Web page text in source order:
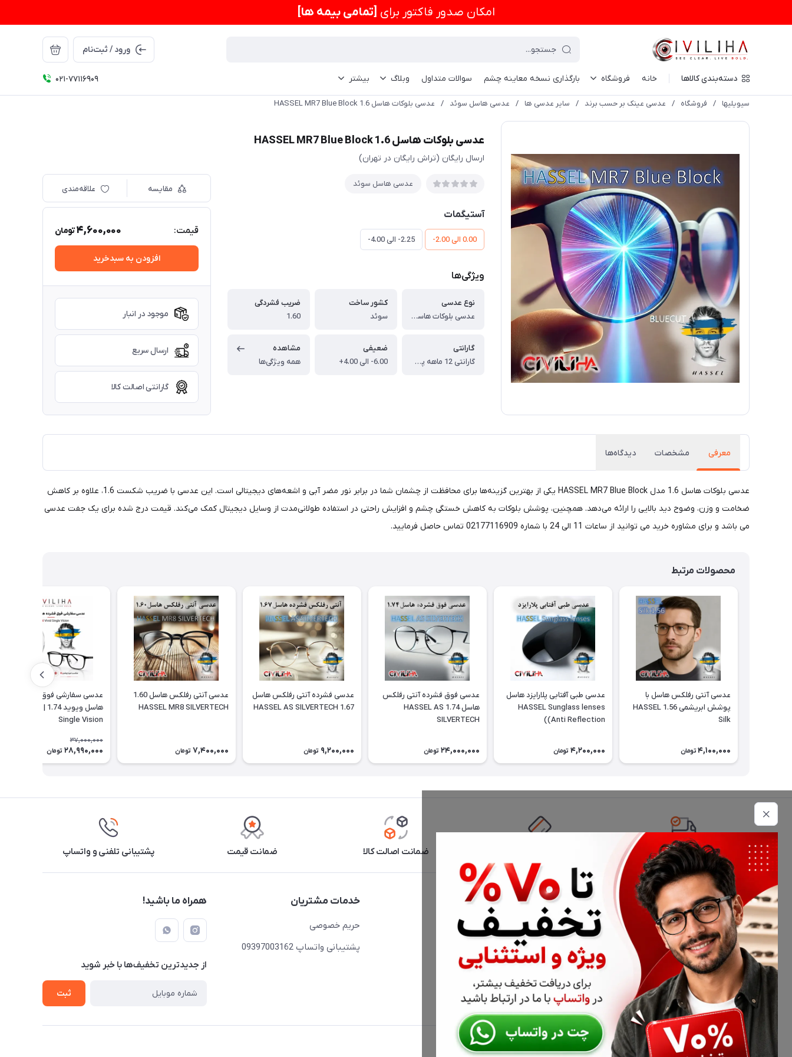
امكان صدور فاکتور برای [تمامی بیمه ها]
ورود / ثبت‌نام
دسته‌بندی کالاها خانه فروشگاه بارگذاری نسخه معاینه چشم سوالات متداول وبلاگ بیشتر 021-77116909
سیویلیها / فروشگاه / عدسی عینک بر حسب برند / سایر عدسی ها / عدسی هاسل سوئد / عدسی بلوکات هاسل 1.6 HASSEL MR7 Blue Block
عدسی بلوکات هاسل 1.6 HASSEL MR7 Blue Block
ارسال رایگان (تراش رایگان در تهران)
عدسی هاسل سوئد
آستیگمات
0.00 الی 2.00- 2.25- الی 4.00-
ویژگی‌ها
نوع عدسی
عدسی بلوکات هاسل 1.6 HASSEL MR7 Blue Block
کشور ساخت
سوئد
ضریب فشردگی
1.60
گارانتی
گارانتی 12 ماهه پوشش + گارانتی شکست عدسی
ضعیفی
6.00- الی 4.00+
مشاهده
همه ویژگی‌ها
مقایسه علاقه‌مندی
قیمت: 4,600,000تومان
افزودن به سبدخرید
موجود در انبار
ارسال سریع
گارانتی اصالت کالا
معرفی مشخصات دیدگاه‌ها
عدسی بلوکات هاسل 1.6 مدل HASSEL MR7 Blue Block یکی از بهترین گزینه‌ها برای محافظت از چشمان شما در برابر نور مضر آبی و اشعه‌های دیجیتالی است. این عدسی با ضریب شکست 1.6، علاوه بر کاهش
ضخامت و وزن، وضوح دید بالایی را ارائه می‌دهد. همچنین، پوشش بلوکات به کاهش خستگی چشم و افزایش راحتی در استفاده طولانی‌مدت از وسایل دیجیتال کمک می‌کند. قیمت درج شده برای یک جفت عدسی
می باشد و برای مشاوره خرید می توانید از ساعات 11 الی 24 با شماره 02177116909 تماس حاصل فرمایید.
محصولات مرتبط
عدسی آنتی رفلکس هاسل با
پوشش ابریشمی 1.56 HASSEL
Silk
4,100,000 تومان
عدسی طبی آفتابی پلارایزد هاسل
HASSEL Sunglass lenses
(Anti Reflection)
4,200,000 تومان
عدسی فوق فشرده آنتی رفلکس
هاسل 1.74 HASSEL AS
SILVERTECH
24,000,000 تومان
عدسی فشرده آنتی رفلکس هاسل
1.67 HASSEL AS SILVERTECH
9,200,000 تومان
عدسی آنتی رفلکس هاسل 1.60
HASSEL MR8 SILVERTECH
7,400,000 تومان
عدسی سفارشی فوق فشرده
Single Vision
37,000,000
28,990,000 تومان
تحویل اکسپرس ضمانت اصالت کالا ضمانت قیمت پشتیبانی تلفنی و واتساپ
اطلاعات تماس
02177116909
info@civiliha.com
ارسال فوری در تهران + ارسال به سراسر کشور
دسترسی سریع
حساب کاربری
مجله فروشگاه
لیست محصولات
درباره ما
خدمات مشتریان
حریم خصوصی
پشتیبانی واتساپ 09397003162
همراه ما باشید!
از جدید‌ترین تخفیف‌ها با‌ خبر شوید
ثبت
درباره فروشگاه عینک و عدسی سیویلیها